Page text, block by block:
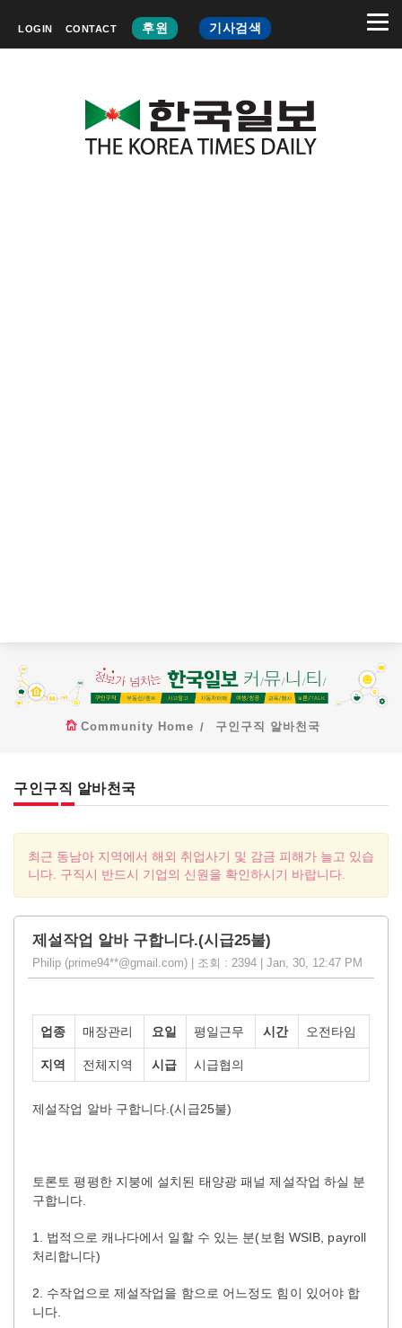
LOGIN CONTACT 후원 기사검색
Community Home 구인구직 알바천국
구인구직 알바천국
최근 동남아 지역에서 해외 취업사기 및 감금 피해가 늘고 있습
니다. 구직시 반드시 기업의 신원을 확인하시기 바랍니다.
제설작업 알바 구합니다.(시급25불)
Philip (prime94**@gmail.com) | 조회 : 2394 | Jan, 30, 12:47 PM
업종 매장관리 요일 평일근무 시간 오전타임
지역 전체지역 시급 시급협의
제설작업 알바 구합니다 .(시급25불)
토론토 평평한 지붕에 설치된 태양광 패널 제설작업 하실 분
구합니다
1. 법적으로 캐나다에서 일할 수 있는 분( 보험 WSIB, payroll
처리합니다)
2. 수작업으로 제설작업을 함으로 어느정도 힘이 있어야 합
니다